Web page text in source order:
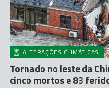
ALTERAÇÕES CLIMÁTICAS
Tornado no leste da
cinco mortos e 83